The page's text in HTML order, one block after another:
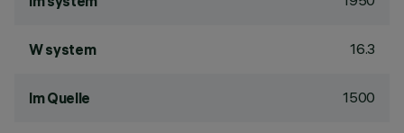
W system 16.3
lm Quelle 1500